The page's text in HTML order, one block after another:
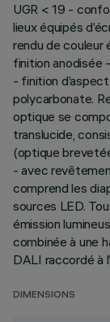
UGR < 19 -
lieux équipés
rendu de couleur
finition anodisée
- finition
polycarbonate.
optique se
translucide,
(optique
- avec
comprend les
sources LED.
émission
combinée à une
DALI raccordé à
DIMENSIONS